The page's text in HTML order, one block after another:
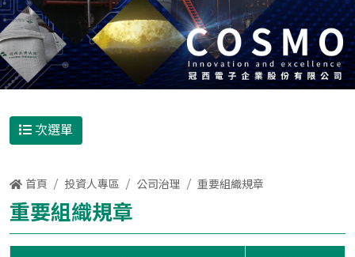
次選單
首頁 投資人專區 公司治理 重要組織規章
重要組織規章